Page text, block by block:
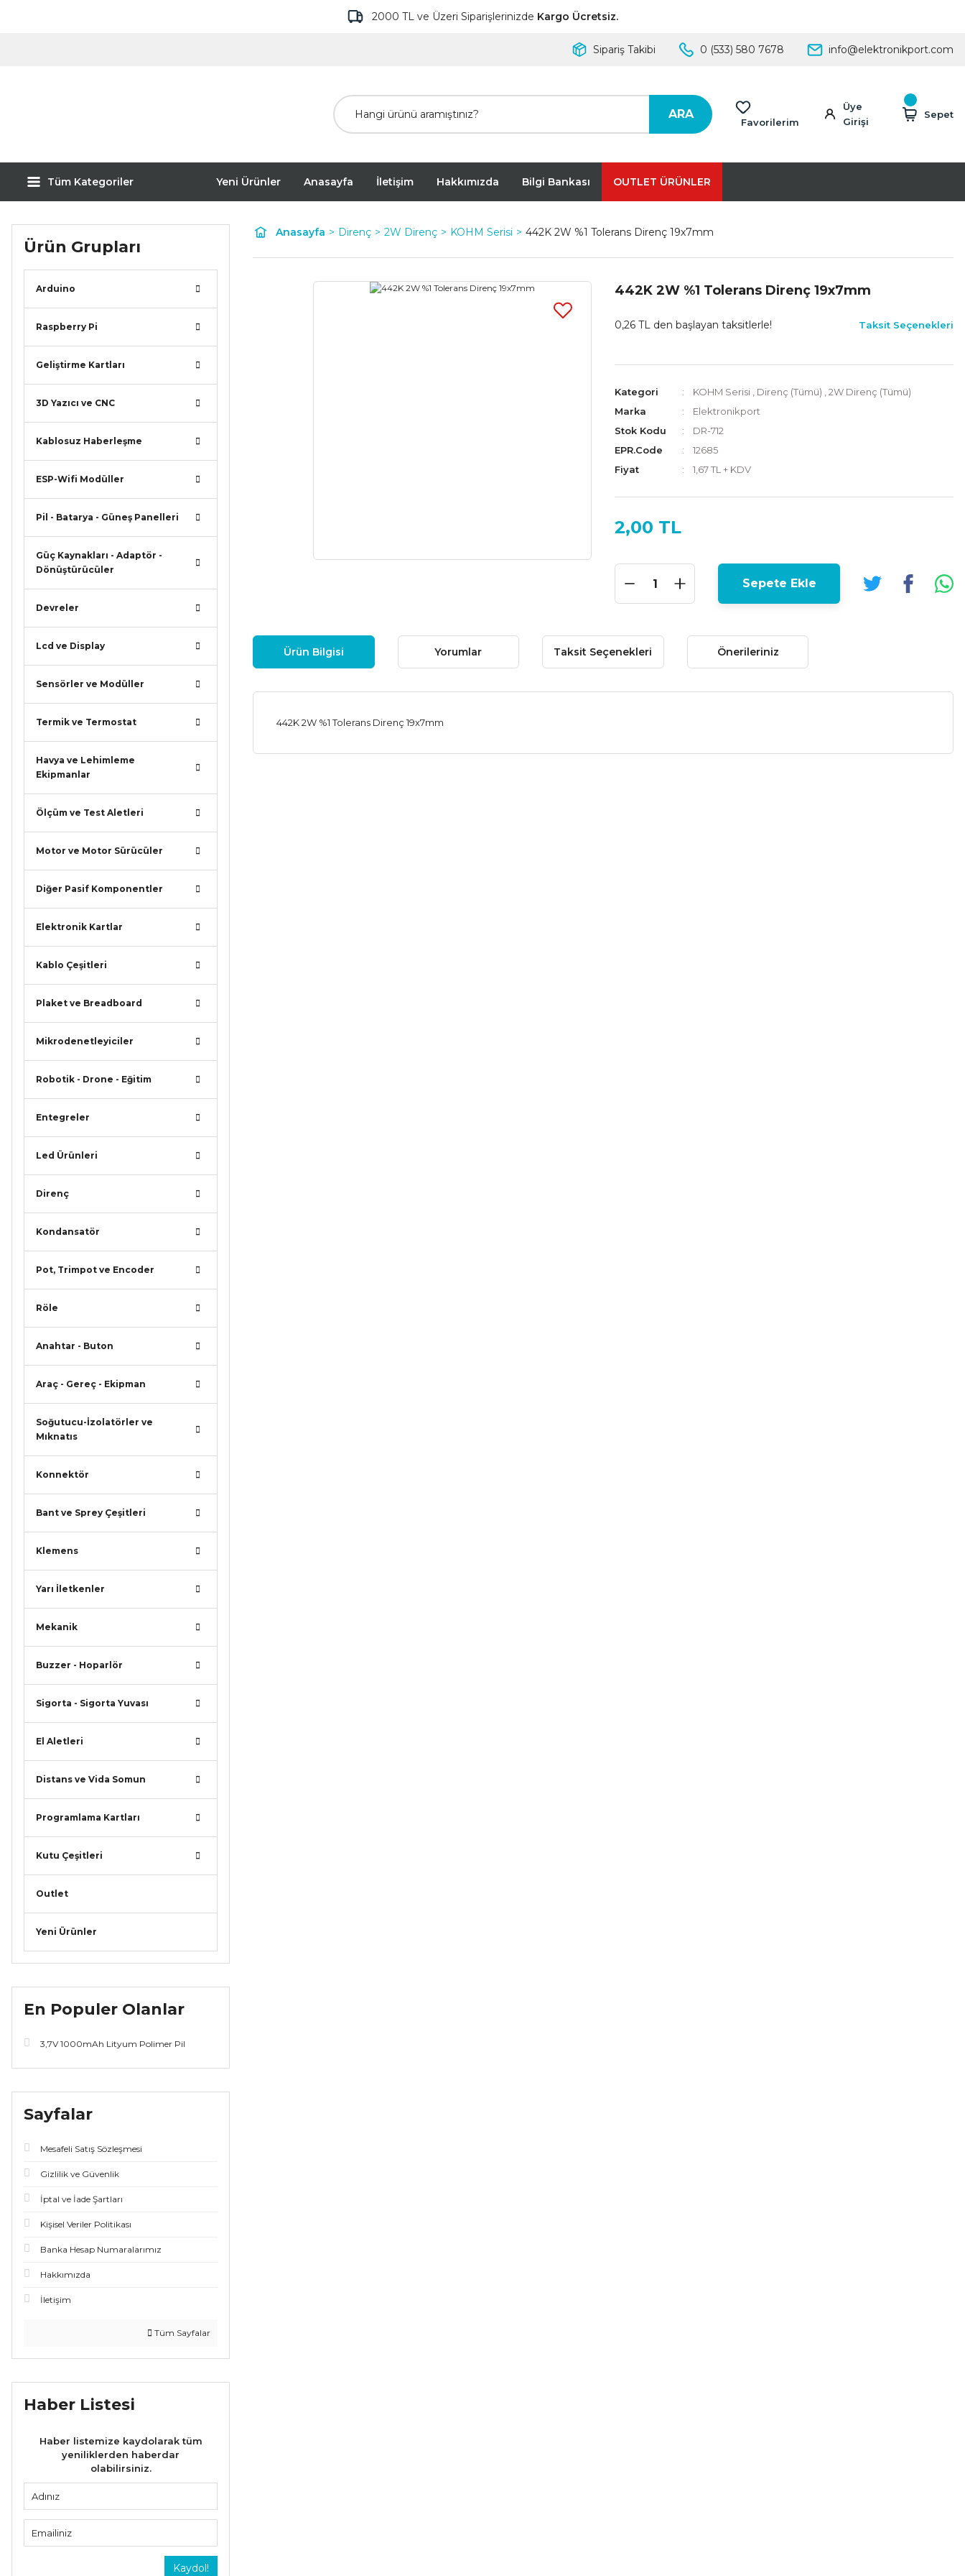
2000 TL ve Üzeri Siparişlerinizde Kargo Ücretsiz.
Sipariş Takibi 0 (533) 580 7678 info@elektronikport.com
ARA
Favorilerim
Üye
Girişi
Sepet
Tüm Kategoriler Yeni Ürünler Anasayfa İletişim Hakkımızda Bilgi Bankası OUTLET ÜRÜNLER
Ürün Grupları
Arduino
Raspberry Pi
Geliştirme Kartları
3D Yazıcı ve CNC
Kablosuz Haberleşme
ESP-Wifi Modüller
Pil - Batarya - Güneş Panelleri
Güç Kaynakları - Adaptör -
Dönüştürücüler
Devreler
Lcd ve Display
Sensörler ve Modüller
Termik ve Termostat
Havya ve Lehimleme
Ekipmanlar
Ölçüm ve Test Aletleri
Motor ve Motor Sürücüler
Diğer Pasif Komponentler
Elektronik Kartlar
Kablo Çeşitleri
Plaket ve Breadboard
Mikrodenetleyiciler
Robotik - Drone - Eğitim
Entegreler
Led Ürünleri
Direnç
Kondansatör
Pot, Trimpot ve Encoder
Röle
Anahtar - Buton
Araç - Gereç - Ekipman
Soğutucu-İzolatörler ve
Mıknatıs
Konnektör
Bant ve Sprey Çeşitleri
Klemens
Yarı İletkenler
Mekanik
Buzzer - Hoparlör
Sigorta - Sigorta Yuvası
El Aletleri
Distans ve Vida Somun
Programlama Kartları
Kutu Çeşitleri
Outlet
Yeni Ürünler
En Populer Olanlar
3,7V 1000mAh Lityum Polimer Pil
Sayfalar
Mesafeli Satış Sözleşmesi
Gizlilik ve Güvenlik
İptal ve İade Şartları
Kişisel Veriler Politikası
Banka Hesap Numaralarımız
Hakkımızda
İletişim
Tüm Sayfalar
Haber Listesi
Haber listemize kaydolarak tüm
yeniliklerden haberdar
olabilirsiniz.
Kaydol!
Anasayfa Direnç 2W Direnç KOHM Serisi 442K 2W %1 Tolerans Direnç 19x7mm
442K 2W %1 Tolerans Direnç 19x7mm
0,26 TL den başlayan taksitlerle! Taksit Seçenekleri
Kategori KOHM Serisi Direnç (Tümü) ,2W Direnç (Tümü)
Marka
Elektronikport
Stok Kodu
DR-712
EPR.Code
12685
Fiyat
1,67 TL + KDV
2,00 TL
Sepete Ekle
Ürün Bilgisi Yorumlar Taksit Seçenekleri Önerileriniz
442K 2W %1 Tolerans Direnç 19x7mm